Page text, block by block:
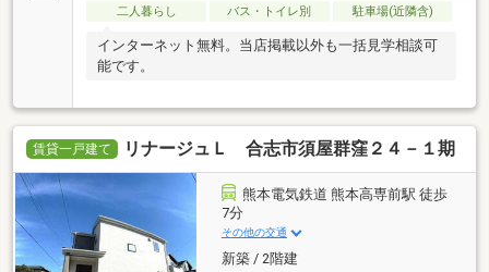
二人暮らし
バス・トイレ別 駐車場(近隣含)
インターネット無料。当店掲載以外も一括見学相談可
能です。
賃貸一戸建て リナージュＬ 合志市須屋群窪２４－１期
熊本電気鉄道 熊本高専前駅 徒歩
7分
その他の交通
新築 / 2階建